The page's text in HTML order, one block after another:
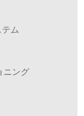
ム
ニング